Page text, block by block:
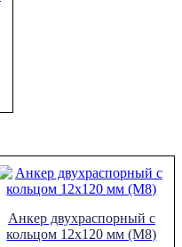
Анкер двухраспорный с
кольцом 12х120 мм (М8)